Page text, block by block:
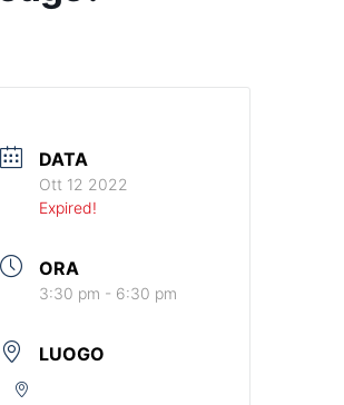
DATA
Ott 12 2022
Expired!
ORA
3:30 pm - 6:30 pm
LUOGO